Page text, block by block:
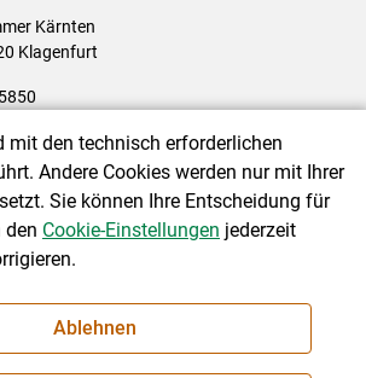
Kärnten
Klagenfurt
|Datenschutzerklärung|Barrierefreiheit|
mit den technisch erforderlichen
Andere Cookies werden nur mit Ihrer
Sie können Ihre Entscheidung für
den Cookie-Einstellungen jederzeit
Ablehnen